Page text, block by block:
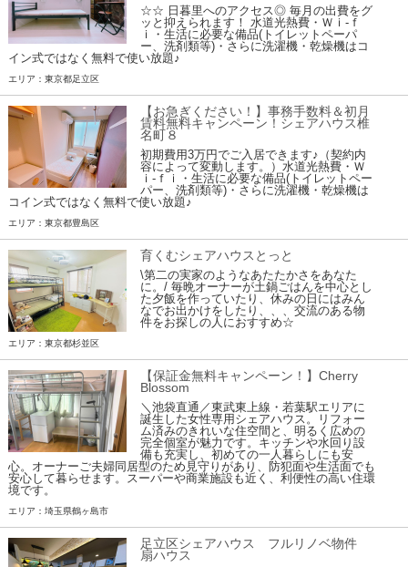
☆☆ 日暮里へのアクセス◎ 毎月の出費をグ
ッと抑えられます！ 水道光熱費・Ｗｉ-ｆ
ｉ・生活に必要な備品(トイレットペーパ
ー、洗剤類等)・さらに洗濯機・乾燥機はコ
イン式ではなく無料で使い放題♪
エリア：東京都足立区
【お急ぎください！】事務手数料＆初月
賃料無料キャンペーン！シェアハウス椎
名町８
初期費用3万円でご入居できます♪（契約内
容によって変動します。）水道光熱費・Ｗ
ｉ-ｆｉ・生活に必要な備品(トイレットペー
パー、洗剤類等)・さらに洗濯機・乾燥機は
コイン式ではなく無料で使い放題♪
エリア：東京都豊島区
育くむシェアハウスとっと
\第二の実家のようなあたたかさをあなた
に。/ 毎晩オーナーが土鍋ごはんを中心とし
た夕飯を作っていたり、休みの日にはみん
なでお出かけをしたり、、、交流のある物
件をお探しの人におすすめ☆
エリア：東京都杉並区
【保証金無料キャンペーン！】Cherry
Blossom
＼池袋直通／東武東上線・若葉駅エリアに
誕生した女性専用シェアハウス。リフォー
ム済みのきれいな住空間と、明るく広めの
完全個室が魅力です。キッチンや水回り設
備も充実し、初めての一人暮らしにも安
心。オーナーご夫婦同居型のため見守りがあり、防犯面や生活面でも
安心して暮らせます。スーパーや商業施設も近く、利便性の高い住環
境です。
エリア：埼玉県鶴ヶ島市
足立区シェアハウス フルリノベ物件
扇ハウス